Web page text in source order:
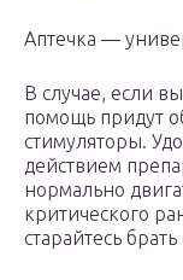
Аптечка —
В случае, если
помощь придут
стимуляторы.
действием
нормально
критического
старайтесь